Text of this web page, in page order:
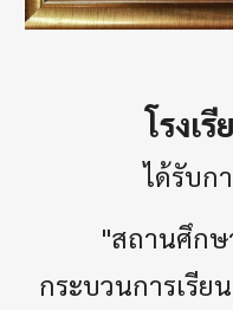
โรงเ
ได้รับก
"สถานศึกษ
กระบวนการเรีย